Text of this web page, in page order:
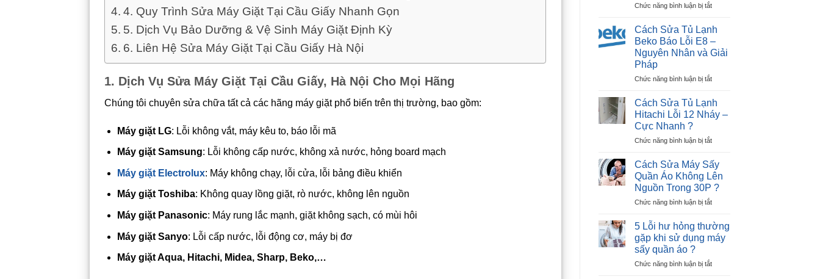
4. Quy Trình Sửa Máy Giặt Tại Cầu Giấy Nhanh Gọn
5. Dịch Vụ Bảo Dưỡng & Vệ Sinh Máy Giặt Định Kỳ
6. Liên Hệ Sửa Máy Giặt Tại Cầu Giấy Hà Nội
1. Dịch Vụ Sửa Máy Giặt Tại Cầu Giấy, Hà Nội Cho Mọi Hãng
Chúng tôi chuyên sửa chữa tất cả các hãng máy giặt phổ biến trên thị trường, bao gồm:
Máy giặt LG: Lỗi không vắt, máy kêu to, báo lỗi mã
Máy giặt Samsung: Lỗi không cấp nước, không xả nước, hỏng board mạch
Máy giặt Electrolux: Máy không chạy, lỗi cửa, lỗi bảng điều khiển
Máy giặt Toshiba: Không quay lồng giặt, rò nước, không lên nguồn
Máy giặt Panasonic: Máy rung lắc mạnh, giặt không sạch, có mùi hôi
Máy giặt Sanyo: Lỗi cấp nước, lỗi động cơ, máy bị đơ
Máy giặt Aqua, Hitachi, Midea, Sharp, Beko,…
Nhà
Báo
E9
Trong
5
?
Chức năng bình luận bị tắtở
sửa
Hitachi
đèn
lần
–
1
?
Cách Sửa Tủ Lạnh
Beko Báo Lỗi E8 –
Nguyên Nhân và Giải
Pháp
Chức năng bình luận bị tắtở
Sửa
Tủ
Lạnh
Báo
E8
–
Nguyên
Nhân
và
Pháp
Cách Sửa Tủ Lạnh
Hitachi Lỗi 12 Nháy –
Cực Nhanh ?
Chức năng bình luận bị tắtở
Sửa
Tủ
Lạnh
Hitachi
Lỗi
Nháy
Cực
?
Cách Sửa Máy Sấy
Quần Áo Không Lên
Nguồn Trong 30P ?
Chức năng bình luận bị tắtở
Sửa
Máy
Sấy
Áo
5 Lỗi hư hỏng thường
gặp khi sử dụng máy
sấy quần áo ?
Chức năng bình luận bị tắtở